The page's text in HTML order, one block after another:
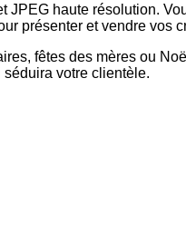
haute résolution.
présenter et vendre vos
fêtes des mères ou
votre clientèle.